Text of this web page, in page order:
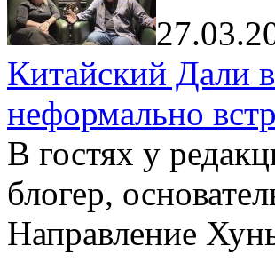
Китайский Дали
неформально
В гостях у
блогер,
Направление